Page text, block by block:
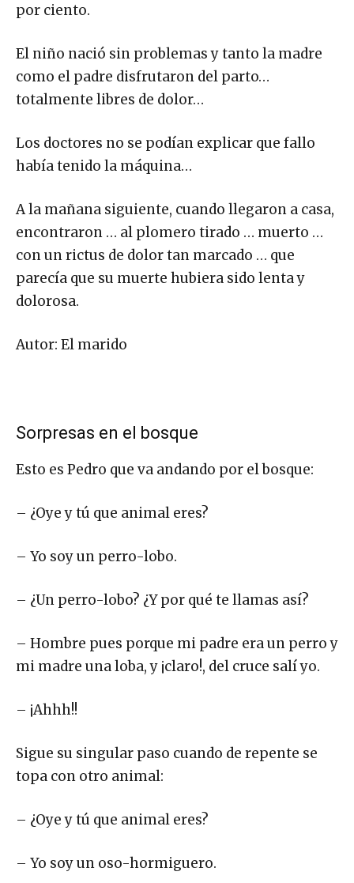
por ciento.
El niño nació sin problemas y tanto la madre
como el padre disfrutaron del parto…
totalmente libres de dolor…
Los doctores no se podían explicar que fallo
había tenido la máquina…
A la mañana siguiente, cuando llegaron a casa,
encontraron … al plomero tirado … muerto …
con un rictus de dolor tan marcado … que
parecía que su muerte hubiera sido lenta y
dolorosa.
Autor: El marido
Sorpresas en el bosque
Esto es Pedro que va andando por el bosque:
– ¿Oye y tú que animal eres?
– Yo soy un perro-lobo.
– ¿Un perro-lobo? ¿Y por qué te llamas así?
– Hombre pues porque mi padre era un perro y
mi madre una loba, y ¡claro!, del cruce salí yo.
– ¡Ahhh!!
Sigue su singular paso cuando de repente se
topa con otro animal:
– ¿Oye y tú que animal eres?
– Yo soy un oso-hormiguero.